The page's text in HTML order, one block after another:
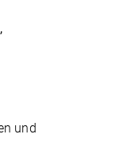
und